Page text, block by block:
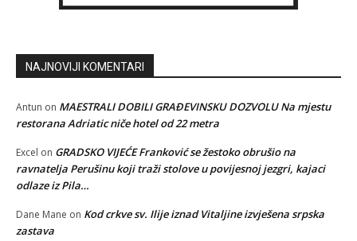
NAJNOVIJI KOMENTARI
Antun on MAESTRALI DOBILI GRAĐEVINSKU DOZVOLU Na mjestu
restorana Adriatic niče hotel od 22 metra
Excel on GRADSKO VIJEĆE Franković se žestoko obrušio na
ravnatelja Perušinu koji traži stolove u povijesnoj jezgri, kajaci
odlaze iz Pila…
Dane Mane on Kod crkve sv. Ilije iznad Vitaljine izvješena srpska
zastava